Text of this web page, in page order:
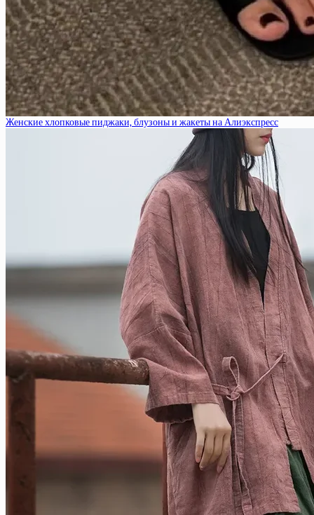
Женские хлопковые пиджаки, блузоны и жакеты на Алиэкспресс